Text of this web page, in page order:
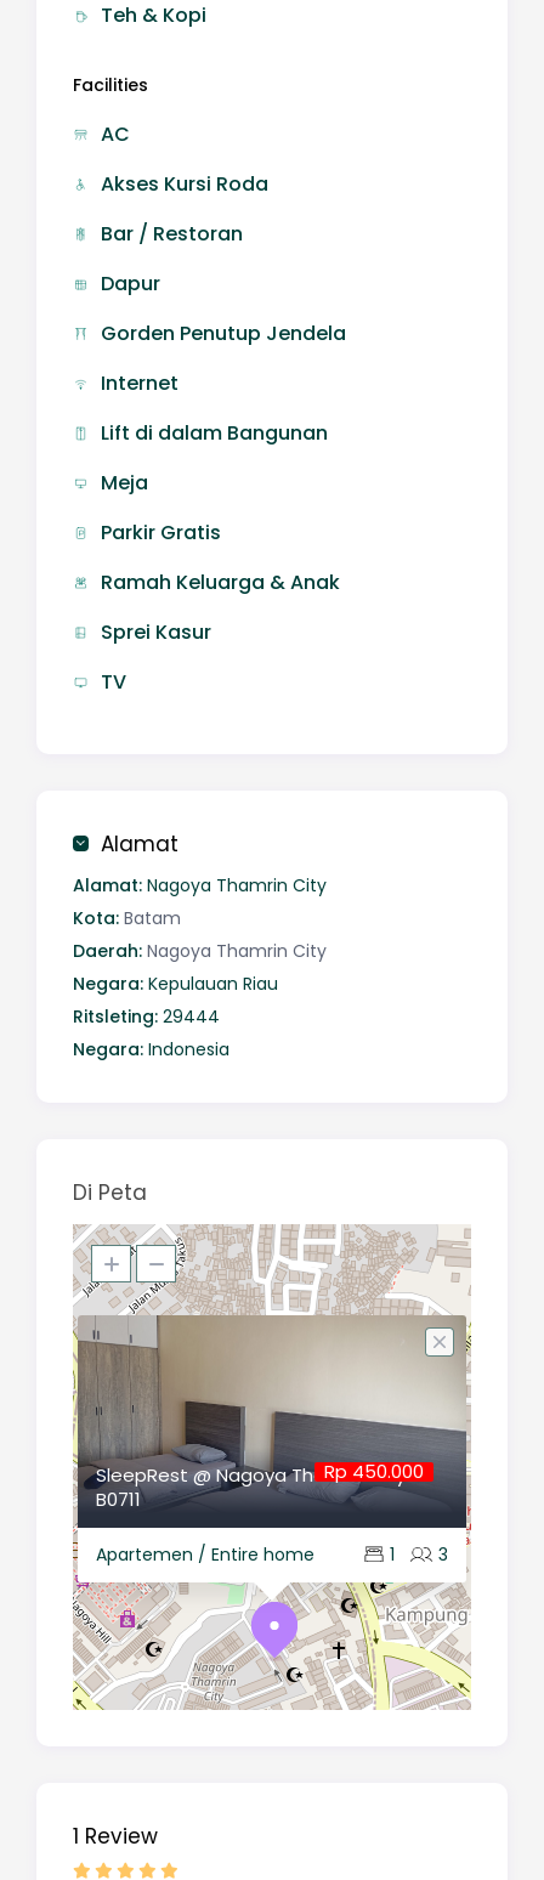
Teh & Kopi
Facilities
AC
Akses Kursi Roda
Bar / Restoran
Dapur
Gorden Penutup Jendela
Internet
Lift di dalam Bangunan
Meja
Parkir Gratis
Ramah Keluarga & Anak
Sprei Kasur
TV
Alamat
Alamat: Nagoya Thamrin City
Kota: Batam
Daerah: Nagoya Thamrin City
Negara: Kepulauan Riau
Ritsleting: 29444
Negara: Indonesia
Di Peta
SleepRest @ Nagoya Thamrin City
B0711
Apartemen / Entire home 3
1
Rp 450.000
1 Review